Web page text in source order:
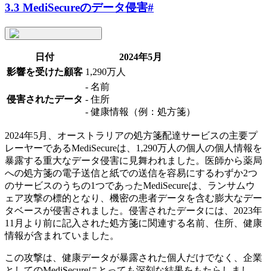
3.3 MediSecureのデータ侵害#
日付
2024年5月
影響を受けた顧客 1,290万人
侵害されたデータ
- 名前
- 住所
- 健康情報（例：処方箋）
2024年5月、オーストラリアの処方箋配達サービスの主要プ
レーヤーであるMediSecureは、1,290万人の個人の個人情報を
暴露する重大なデータ侵害に見舞われました。医師から薬局
への処方箋の電子送信と紙での送信を容易にするわずか2つ
のサービスのうちの1つであったMediSecureは、ランサムウ
ェア攻撃の標的となり、機密の患者データを含む膨大なデー
タベースが侵害されました。侵害されたデータには、2023年
11月より前に記入された処方箋に関連する名前、住所、健康
情報が含まれていました。
この攻撃は、健康データが暴露された個人だけでなく、企業